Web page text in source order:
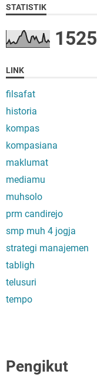
STATISTIK
1525
LINK
filsafat
historia
kompas
kompasiana
maklumat
mediamu
muhsolo
prm candirejo
smp muh 4 jogja
strategi manajemen
tabligh
telusuri
tempo
Pengikut